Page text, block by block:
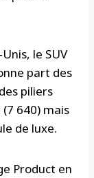
le SUV
part des
piliers
(7 640) mais
de luxe.
Product en